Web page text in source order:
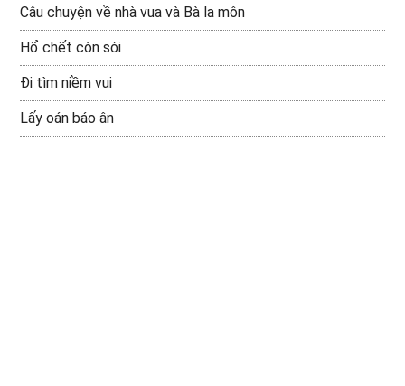
Câu chuyện về nhà vua và Bà la môn
Hổ chết còn sói
Đi tìm niềm vui
Lấy oán báo ân